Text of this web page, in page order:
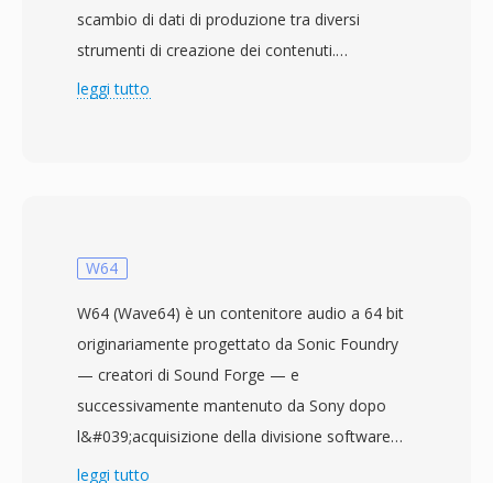
scambio di dati di produzione tra diversi
strumenti di creazione dei contenuti.
Originariamente sviluppato da un consorzio
framework di metadati che preserva non solo i
decisioni editoriali, i parametri degli effetti, le
transizioni e le strutture della timeline. Questo
lo rende particolarmente prezioso nei flussi di
lavoro di post-produzione dove i progetti si
spostano tra diversi sistemi di editing e devono
leggi tutto
W64
W64 (Wave64) è un contenitore audio a 64 bit
originariamente progettato da Sonic Foundry
— creatori di Sound Forge — e
successivamente mantenuto da Sony dopo
l&#039;acquisizione della divisione software
desktop di Sonic Foundry nel 2003. Il formato
leggi tutto